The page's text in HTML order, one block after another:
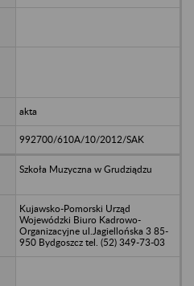
akta
992700/610A/10/2012/SAK
Szkoła Muzyczna w Grudziądzu
Kujawsko-Pomorski Urząd
Wojewódzki Biuro Kadrowo-
Organizacyjne ul.Jagiellońska 3 85-
950 Bydgoszcz tel. (52) 349-73-03